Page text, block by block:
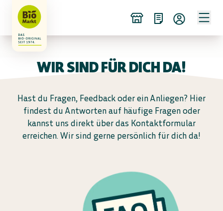
WIR SIND FÜR DICH DA!
Hast du Fragen, Feedback oder ein Anliegen? Hier
findest du Antworten auf häufige Fragen oder
kannst uns direkt über das Kontaktformular
erreichen. Wir sind gerne persönlich für dich da!